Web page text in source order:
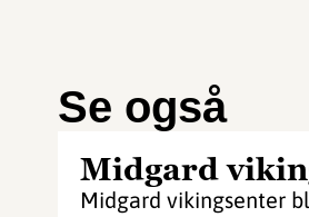
Se også
Midgard
Midgard vikingsenter